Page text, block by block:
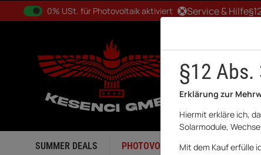
0% USt. für Betreiber der Anlage gem. § 12 Abs. 3 UStG
0% USt. für Photovoltaik aktiviert Service & Hilfe
SUMMER DEALS PHOTOVOLTAIK
§12 Abs.
Erklärung zur
Hiermit erkläre ich,
Solarmodule,
Mit dem Kauf erfülle